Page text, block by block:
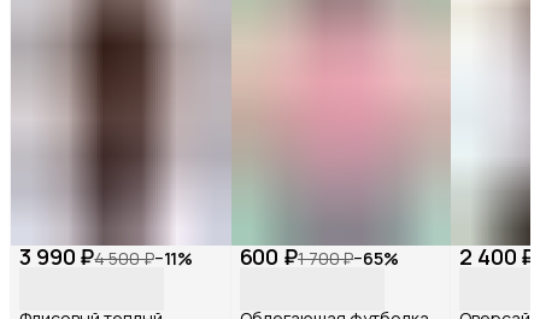
3 990 ₽4 500 ₽−11% 600 ₽1 700 ₽−65% 2 400 ₽